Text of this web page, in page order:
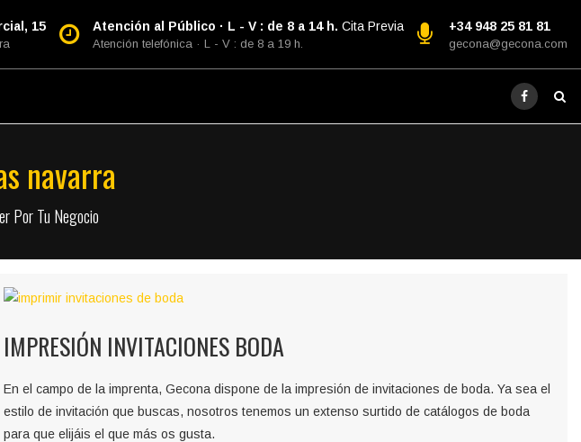
15 Atención al Público · L - V : de 8 a 14 h. Cita Previa
Atención telefónica · L - V : de 8 a 19 h.
+34 948 25 81 81
gecona@gecona.com
navarra
Por Tu Negocio
IMPRESIÓN INVITACIONES BODA
En el campo de la imprenta, Gecona dispone de la impresión de invitaciones de boda. Ya sea el
estilo de invitación que buscas, nosotros tenemos un extenso surtido de catálogos de boda
para que elijáis el que más os gusta.